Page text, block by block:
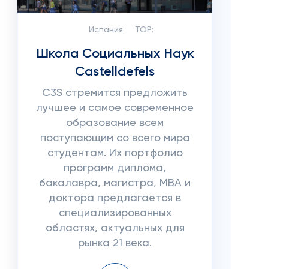
Испания TOP:
Школа Социальных Наук
Castelldefels
C3S стремится предложить
лучшее и самое современное
образование всем
поступающим со всего мира
студентам. Их портфолио
программ диплома,
бакалавра, магистра, MBA и
доктора предлагается в
специализированных
областях, актуальных для
рынка 21 века.